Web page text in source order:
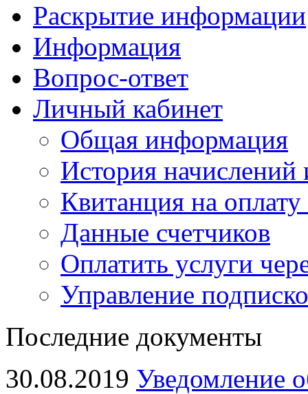
Раскрытие информации
Информация
Вопрос-ответ
Личный кабинет
Общая информация
История начислений
Квитанция на
Данные счетчиков
Оплатить услуги
Управление
Последние документы
30.08.2019 Уведомление